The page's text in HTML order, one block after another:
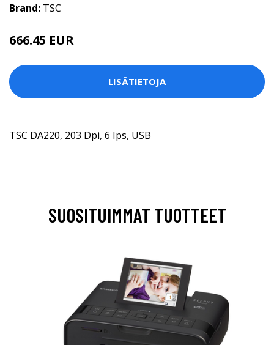
Brand: TSC
666.45 EUR
LISÄTIETOJA
TSC DA220, 203 Dpi, 6 Ips, USB
SUOSITUIMMAT TUOTTEET